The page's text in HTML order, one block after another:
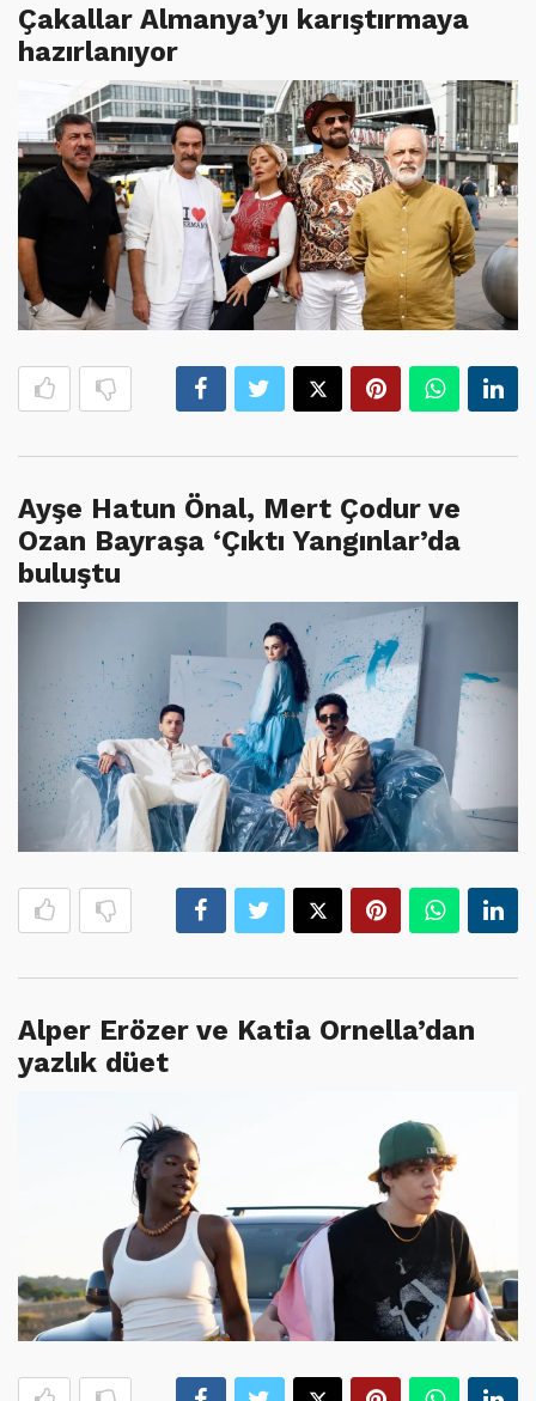
Çakallar Almanya’yı karıştırmaya
hazırlanıyor
Ayşe Hatun Önal, Mert Çodur ve
Ozan Bayraşa ‘Çıktı Yangınlar’da
buluştu
Alper Erözer ve Katia Ornella’dan
yazlık düet